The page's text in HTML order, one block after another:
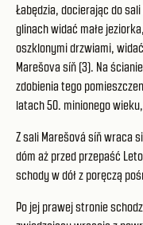
Łabędzia, docierając do
glinach widać małe
oszklonymi drzwiami,
Marešova síň (3). Na
zdobienia tego
latach 50. minionego
Z sali Marešová síň wraca
dóm aż przed przepaść
schody w dół z poręczą
Po jej prawej stronie